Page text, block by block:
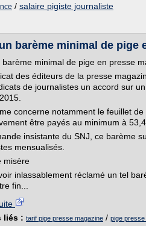
/ salaire pigiste journaliste
barème minimal de pige
barème minimal de pige en presse
des éditeurs de la presse
de journalistes un accord sur
concerne notamment le feuillet
être payés au minimum à
insistante du SNJ, ce barème
mensualisés.
misère
inlassablement réclamé un tel
fin...
liés : tarif pige presse magazine / pige presse